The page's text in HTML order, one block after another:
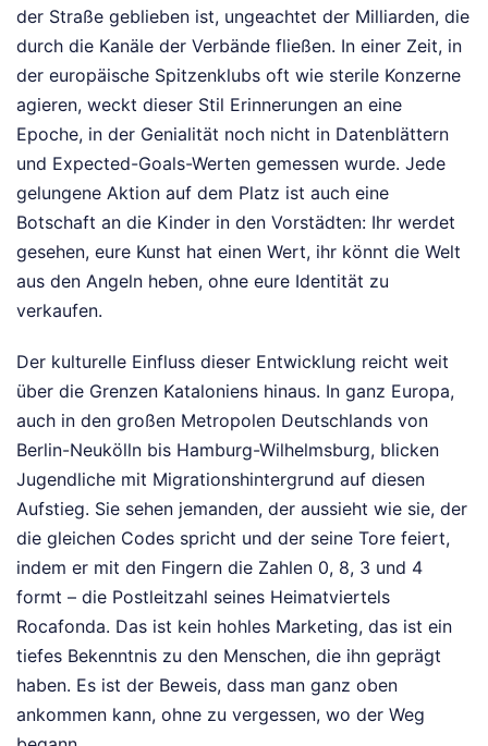
der Straße geblieben ist, ungeachtet der Milliarden, die
durch die Kanäle der Verbände fließen. In einer Zeit, in
der europäische Spitzenklubs oft wie sterile Konzerne
agieren, weckt dieser Stil Erinnerungen an eine
Epoche, in der Genialität noch nicht in Datenblättern
und Expected-Goals-Werten gemessen wurde. Jede
gelungene Aktion auf dem Platz ist auch eine
Botschaft an die Kinder in den Vorstädten: Ihr werdet
gesehen, eure Kunst hat einen Wert, ihr könnt die Welt
aus den Angeln heben, ohne eure Identität zu
verkaufen.
Der kulturelle Einfluss dieser Entwicklung reicht weit
über die Grenzen Kataloniens hinaus. In ganz Europa,
auch in den großen Metropolen Deutschlands von
Berlin-Neukölln bis Hamburg-Wilhelmsburg, blicken
Jugendliche mit Migrationshintergrund auf diesen
Aufstieg. Sie sehen jemanden, der aussieht wie sie, der
die gleichen Codes spricht und der seine Tore feiert,
indem er mit den Fingern die Zahlen 0, 8, 3 und 4
formt – die Postleitzahl seines Heimatviertels
Rocafonda. Das ist kein hohles Marketing, das ist ein
tiefes Bekenntnis zu den Menschen, die ihn geprägt
haben. Es ist der Beweis, dass man ganz oben
ankommen kann, ohne zu vergessen, wo der Weg